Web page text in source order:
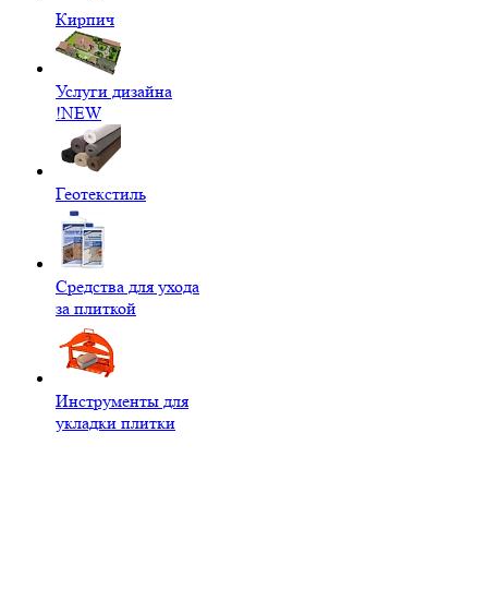
Кирпич
Услуги дизайна
!NEW
Геотекстиль
Средства для ухода
за плиткой
Инструменты для
укладки плитки